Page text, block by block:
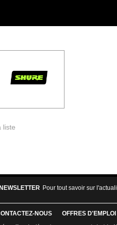
liste
NEWSLETTER Pour tout savoir sur
NOUS OFFRES D'EMPLOI